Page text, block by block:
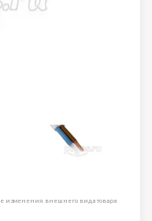
изменения внешнего вида товара